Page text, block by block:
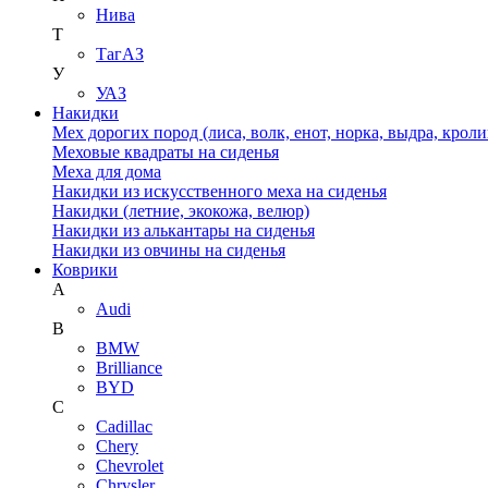
Нива
Т
ТагАЗ
У
УАЗ
Накидки
Мех дорогих пород (лиса, волк, енот, норка, выдра,
Меховые квадраты на сиденья
Меха для дома
Накидки из искусственного меха на сиденья
Накидки (летние, экокожа, велюр)
Накидки из алькантары на сиденья
Накидки из овчины на сиденья
Коврики
A
Audi
B
BMW
Brilliance
BYD
C
Cadillac
Chery
Chevrolet